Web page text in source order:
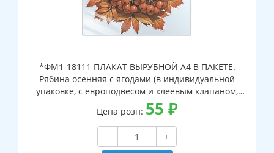
*ФМ1-18111 ПЛАКАТ ВЫРУБНОЙ А4 В ПАКЕТЕ.
Рябина осенняя с ягодами (в индивидуальной
упаковке, с европодвесом и клеевым клапаном,
двухсторонний, ВД-лак)
Цена розн: 55 ₽
−
+